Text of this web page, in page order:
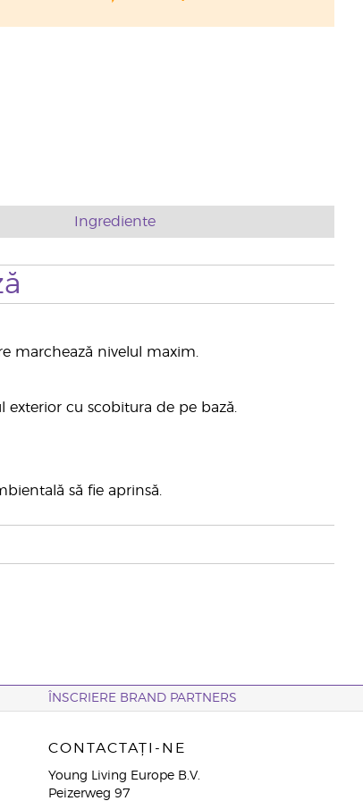
Ingrediente
marchează nivelul maxim.
exterior cu scobitura de pe bază.
să fie aprinsă.
ÎNSCRIERE BRAND PARTNERS
CONTACTAȚI-NE
Young Living Europe B.V.
Peizerweg 97